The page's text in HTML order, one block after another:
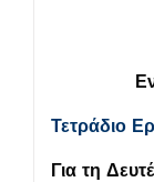
Τετράδιο
Για τη